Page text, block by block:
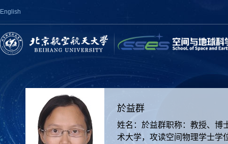
English
於益群
姓名：於益群职称：教授、博
术大学，攻读空间物理学士学